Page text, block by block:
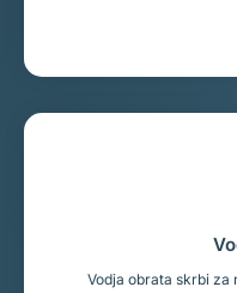
Vodja obrata skrbi za